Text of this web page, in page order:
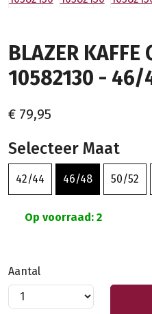
BLAZER KAFFE
10582130 - 46/
€ 79,95
Selecteer Maat
42/44 46/48 50/52
Op voorraad: 2
Aantal